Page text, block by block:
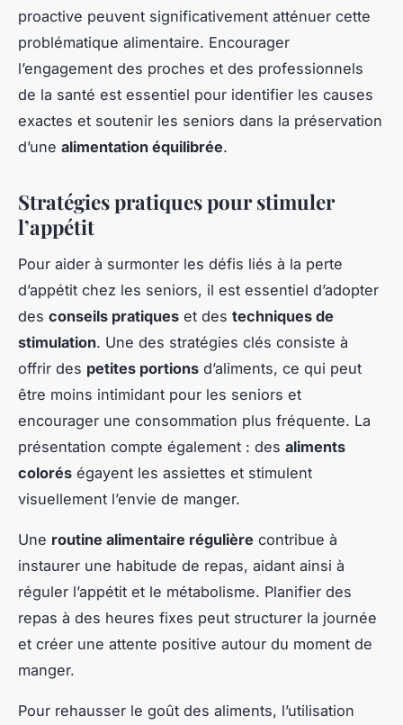
proactive peuvent significativement atténuer cette
problématique alimentaire. Encourager
l’engagement des proches et des professionnels
de la santé est essentiel pour identifier les causes
exactes et soutenir les seniors dans la préservation
d’une alimentation équilibrée.
Stratégies pratiques pour stimuler
l’appétit
Pour aider à surmonter les défis liés à la perte
d’appétit chez les seniors, il est essentiel d’adopter
des conseils pratiques et des techniques de
stimulation. Une des stratégies clés consiste à
offrir des petites portions d’aliments, ce qui peut
être moins intimidant pour les seniors et
encourager une consommation plus fréquente. La
présentation compte également : des aliments
colorés égayent les assiettes et stimulent
visuellement l’envie de manger.
Une routine alimentaire régulière contribue à
instaurer une habitude de repas, aidant ainsi à
réguler l’appétit et le métabolisme. Planifier des
repas à des heures fixes peut structurer la journée
et créer une attente positive autour du moment de
manger.
Pour rehausser le goût des aliments, l’utilisation